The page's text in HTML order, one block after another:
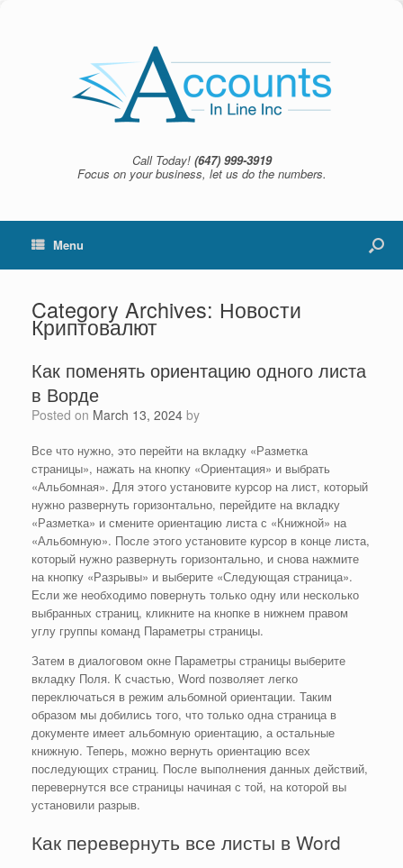
Call Today! (647) 999-3919
Focus on your business, let us do the numbers.
Menu
Category Archives: Новости
Криптовалют
Как поменять ориентацию одного листа
в Ворде
Posted on March 13, 2024 by
Все что нужно, это перейти на вкладку «Разметка
страницы», нажать на кнопку «Ориентация» и выбрать
«Альбомная». Для этого установите курсор на лист, который
нужно развернуть горизонтально, перейдите на вкладку
«Разметка» и смените ориентацию листа с «Книжной» на
«Альбомную». После этого установите курсор в конце листа,
который нужно развернуть горизонтально, и снова нажмите
на кнопку «Разрывы» и выберите «Следующая страница».
Если же необходимо повернуть только одну или несколько
выбранных страниц, кликните на кнопке в нижнем правом
углу группы команд Параметры страницы.
Затем в диалоговом окне Параметры страницы выберите
вкладку Поля. К счастью, Word позволяет легко
переключаться в режим альбомной ориентации. Таким
образом мы добились того, что только одна страница в
документе имеет альбомную ориентацию, а остальные
книжную. Теперь, можно вернуть ориентацию всех
последующих страниц. После выполнения данных действий,
перевернутся все страницы начиная с той, на которой вы
установили разрыв.
Как перевернуть все листы в Word